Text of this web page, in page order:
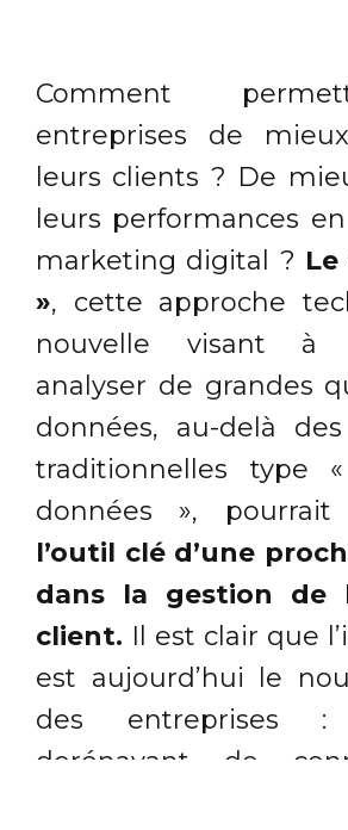
Comment
entreprises de
leurs clients ? De
leurs performances
marketing digital ?
», cette approche
nouvelle visant à
analyser de grandes
données, au-delà
traditionnelles type
données »,
l’outil clé d’une
dans la gestion de
client. Il est clair que
est aujourd’hui le
des entreprises
dorénavant de